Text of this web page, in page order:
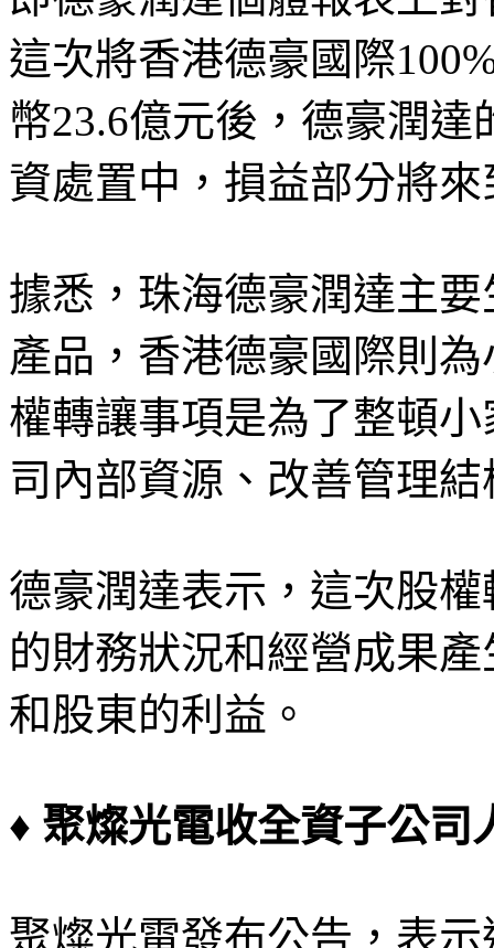
這次將香港德豪國際
幣23.6億元後，德豪潤
資處置中，損益部分將來
據悉，珠海德豪潤達主
產品，香港德豪國際則
權轉讓事項是為了整頓
司內部資源、改善管理結
德豪潤達表示，這次股
的財務狀況和經營成果
和股東的利益。
♦ 聚燦光電收全資子公司
聚燦光電發布公告，表